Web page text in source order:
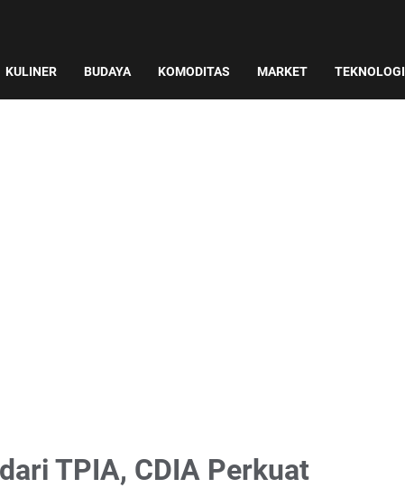
KULINER BUDAYA KOMODITAS MARKET TEKNOLOGI
TPIA, CDIA Perkuat